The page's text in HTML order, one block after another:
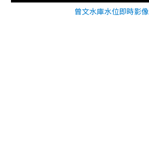
曾文水庫水位即時影像